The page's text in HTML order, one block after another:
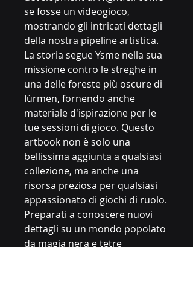
se fosse un videogioco,
mostrando gli intricati dettagli
della nostra pipeline artistica.
La storia segue Ysme nella sua
missione contro le streghe in
una delle foreste più oscure di
Iùrmen, fornendo anche
materiale d'ispirazione per le
tue sessioni di gioco. Questo
artbook non è solo una
bellissima aggiunta a qualsiasi
collezione, ma anche una
risorsa preziosa per qualsiasi
appassionato di giochi di ruolo.
Preparati a conoscere nuovi
dettagli su un mondo popolato
da magia nera e tetre